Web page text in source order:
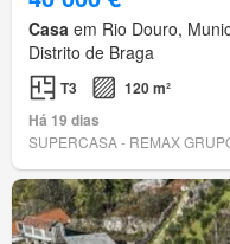
Casa em Rio Douro,
Distrito de Braga
T3
120 m²
Há 19 dias
SUPERCASA - REMAX